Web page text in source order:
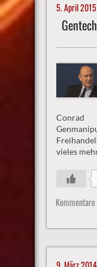
5. April 2015
Conrad
vieles